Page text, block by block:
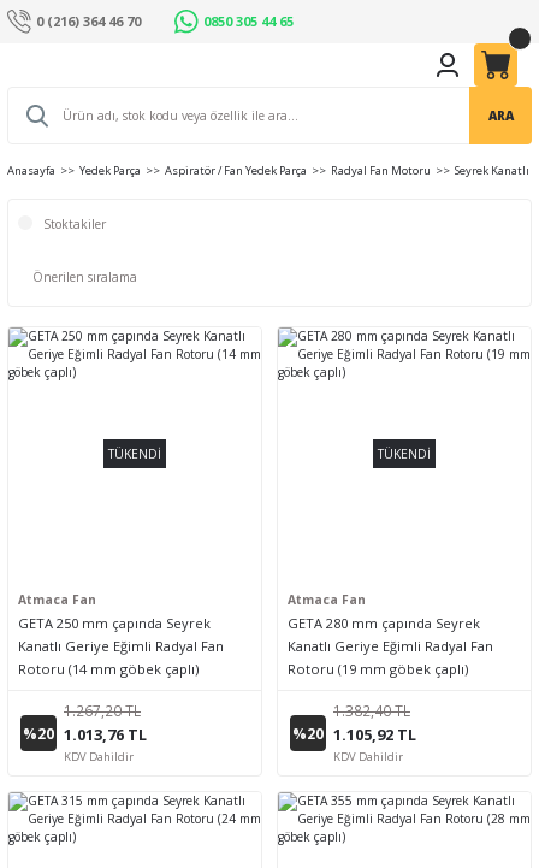
0 (216) 364 46 70 0850 305 44 65
ARA
Anasayfa Yedek Parça Aspiratör / Fan Yedek Parça Radyal Fan Motoru Seyrek Kanatlı
Stoktakiler
TÜKENDİ
Atmaca Fan
GETA 250 mm çapında Seyrek
Kanatlı Geriye Eğimli Radyal Fan
Rotoru (14 mm göbek çaplı)
%20
1.267,20 TL
1.013,76 TL
KDV Dahildir
TÜKENDİ
Atmaca Fan
GETA 280 mm çapında Seyrek
Kanatlı Geriye Eğimli Radyal Fan
Rotoru (19 mm göbek çaplı)
%20
1.382,40 TL
1.105,92 TL
KDV Dahildir